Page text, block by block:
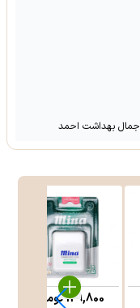
جمال بهداشت احمد
129,800تومان